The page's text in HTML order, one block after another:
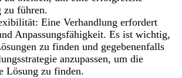
zu führen.
Eine Verhandlung erfordert
Anpassungsfähigkeit. Es ist wichtig,
zu finden und gegebenenfalls
anzupassen, um die
Lösung zu finden.